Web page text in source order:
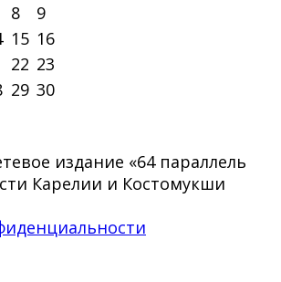
8
9
15 16
22 23
29 30
издание «64 параллель
Карелии и Костомукши